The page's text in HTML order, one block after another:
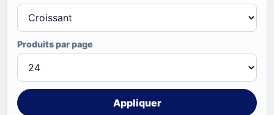
Produits par page
Appliquer